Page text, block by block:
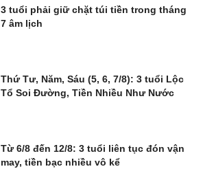
3 tuổi phải giữ chặt túi tiền trong tháng
7 âm lịch
Thứ Tư, Năm, Sáu (5, 6, 7/8): 3 tuổi Lộc
Tổ Soi Đường, Tiền Nhiều Như Nước
Từ 6/8 đến 12/8: 3 tuổi liên tục đón vận
may, tiền bạc nhiều vô kể